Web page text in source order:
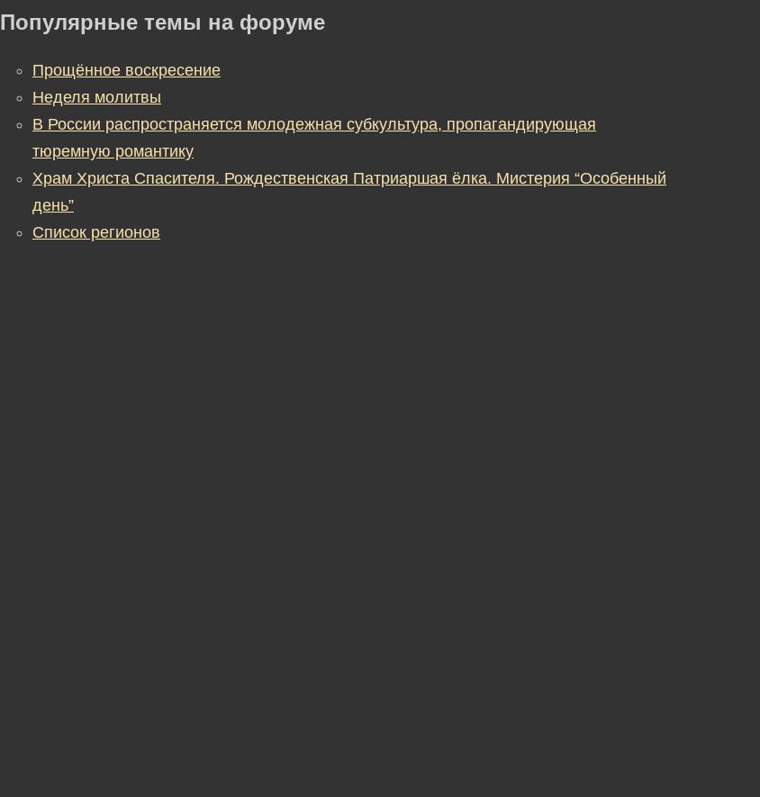
Популярные темы на форуме
Прощённое воскресение
Неделя молитвы
В России распространяется молодежная субкультура, пропагандирующая
тюремную романтику
Храм Христа Спасителя. Рождественская Патриаршая ёлка. Мистерия “Особенный
день”
Список регионов